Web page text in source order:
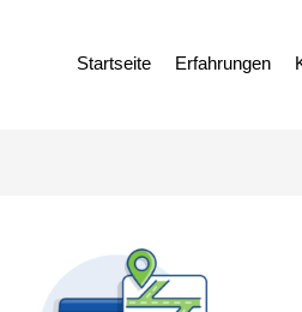
Startseite Erfahrungen